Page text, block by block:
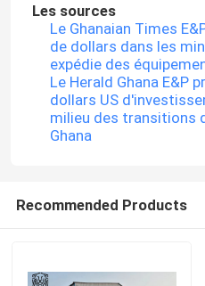
Les sources
Le Ghanaian Times
de dollars dans les
expédie des
Le Herald Ghana E&P
dollars US
milieu des transitions
Ghana
Recommended Products